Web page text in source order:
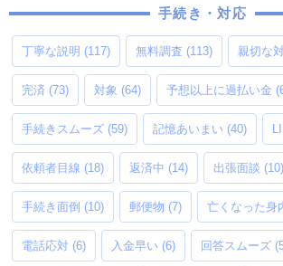
手続き・対応
丁寧な説明 (117) 無料調査 (113) 親切な
完済 (73) 対象 (64) 予想以上に過払い金
手続きスムーズ (59) 記憶あいまい (40)
依頼者目線 (18) 返済中 (14) 出張面談 (10)
手続き面倒 (10) 郵便物 (7) 亡くなった身
電話応対 (6) 入金早い (6) 回答スムーズ